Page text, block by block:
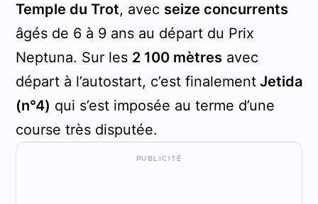
Temple du Trot, avec seize concurrents
âgés de 6 à 9 ans au départ du Prix
Neptuna. Sur les 2 100 mètresavec
départ à l’autostart, c’est finalementJetida
(n°4) qui s’est imposée au terme d’une
course très disputée.